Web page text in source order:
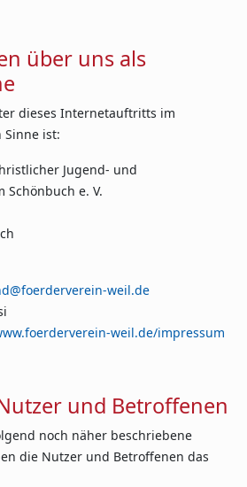
über uns als
dieses Internetauftritts im
ist:
Jugend- und
Schönbuch e. V.
weil.de
weil.de/impressum
und Betroffenen
noch näher beschriebene
die Nutzer und Betroffenen das